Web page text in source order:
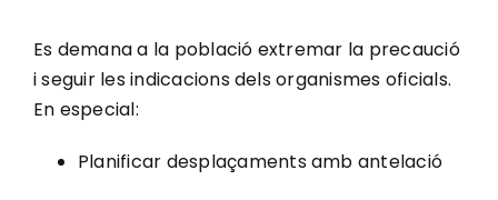
Es demana a la població extremar la precaució
i seguir les indicacions dels organismes oficials.
En especial:
Planificar desplaçaments amb antelació